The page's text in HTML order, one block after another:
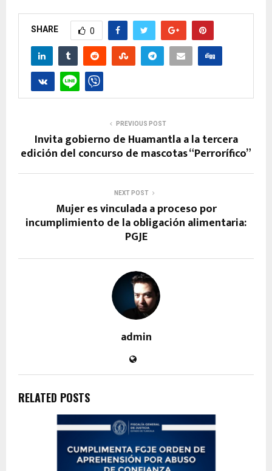
SHARE 0
PREVIOUS POST
Invita gobierno de Huamantla a la tercera
edición del concurso de mascotas “Perrorífico”
NEXT POST
Mujer es vinculada a proceso por
incumplimiento de la obligación alimentaria:
PGJE
admin
RELATED POSTS